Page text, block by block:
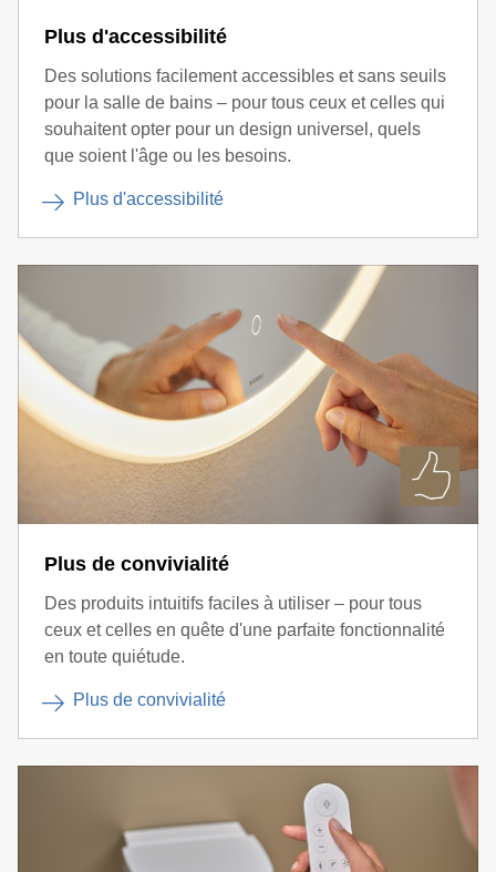
Plus d'accessibilité
Des solutions facilement accessibles et sans seuils
pour la salle de bains – pour tous ceux et celles qui
souhaitent opter pour un design universel, quels
que soient l'âge ou les besoins.
Plus d'accessibilité
Plus de convivialité
Des produits intuitifs faciles à utiliser – pour tous
ceux et celles en quête d'une parfaite fonctionnalité
en toute quiétude.
Plus de convivialité